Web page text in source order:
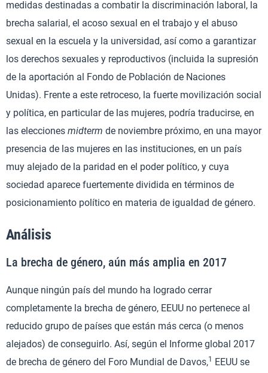
medidas destinadas a combatir la discriminación laboral, la
brecha salarial, el acoso sexual en el trabajo y el abuso
sexual en la escuela y la universidad, así como a garantizar
los derechos sexuales y reproductivos (incluida la supresión
de la aportación al Fondo de Población de Naciones
Unidas). Frente a este retroceso, la fuerte movilización social
y política, en particular de las mujeres, podría traducirse, en
las elecciones midterm de noviembre próximo, en una mayor
presencia de las mujeres en las instituciones, en un país
muy alejado de la paridad en el poder político, y cuya
sociedad aparece fuertemente dividida en términos de
posicionamiento político en materia de igualdad de género.
Análisis
La brecha de género, aún más amplia en 2017
Aunque ningún país del mundo ha logrado cerrar
completamente la brecha de género, EEUU no pertenece al
reducido grupo de países que están más cerca (o menos
alejados) de conseguirlo. Así, según el Informe global 2017
de brecha de género del Foro Mundial de Davos,1 EEUU se